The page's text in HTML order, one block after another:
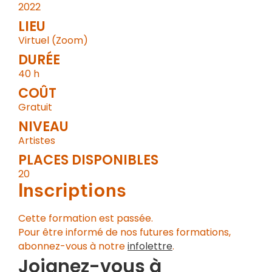
2022
LIEU
Virtuel (Zoom)
DURÉE
40 h
COÛT
Gratuit
NIVEAU
Artistes
PLACES DISPONIBLES
20
Inscriptions
Cette formation est passée.
Pour être informé de nos futures formations,
abonnez-vous à notreinfolettre.
Joignez-vous à